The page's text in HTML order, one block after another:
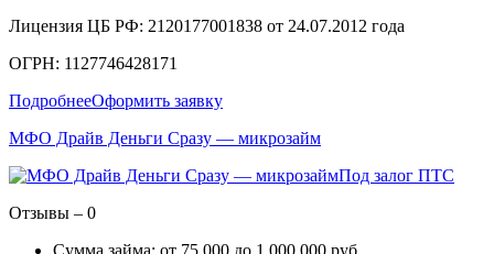
Лицензия ЦБ РФ: 2120177001838 от 24.07.2012 года
ОГРН: 1127746428171
ПодробнееОформить заявку
МФО Драйв Деньги Сразу — микрозайм
Под залог ПТС
Отзывы – 0